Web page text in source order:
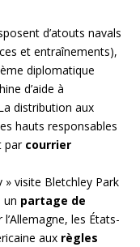
d’atouts navals
et entraînements),
diplomatique
d’aide à
distribution aux
hauts responsables
par courrier
» visite Bletchley Park
un partage de
les États-
aux règles